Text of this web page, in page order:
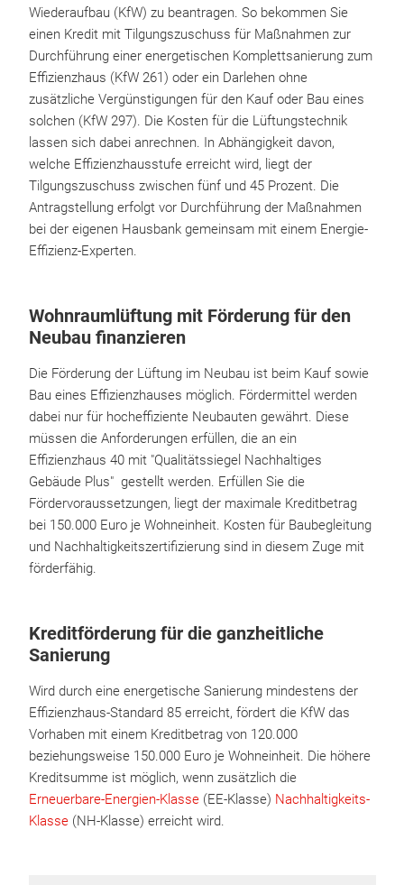
Wiederaufbau (KfW) zu beantragen. So bekommen Sie
einen Kredit mit Tilgungszuschuss für Maßnahmen zur
Durchführung einer energetischen Komplettsanierung zum
Effizienzhaus (KfW 261) oder ein Darlehen ohne
zusätzliche Vergünstigungen für den Kauf oder Bau eines
solchen (KfW 297). Die Kosten für die Lüftungstechnik
lassen sich dabei anrechnen. In Abhängigkeit davon,
welche Effizienzhausstufe erreicht wird, liegt der
Tilgungszuschuss zwischen fünf und 45 Prozent. Die
Antragstellung erfolgt vor Durchführung der Maßnahmen
bei der eigenen Hausbank gemeinsam mit einem Energie-
Effizienz-Experten.
Wohnraumlüftung mit Förderung für den
Neubau finanzieren
Die Förderung der Lüftung im Neubau ist beim Kauf sowie
Bau eines Effizienzhauses möglich. Fördermittel werden
dabei nur für hocheffiziente Neubauten gewährt. Diese
müssen die Anforderungen erfüllen, die an ein
Effizienzhaus 40 mit "Qualitäts­siegel Nachhaltiges
Gebäude Plus" gestellt werden. Erfüllen Sie die
Fördervoraussetzungen, liegt der maximale Kreditbetrag
bei 150.000 Euro je Wohneinheit. Kosten für Baubegleitung
und Nachhaltigkeitszertifizierung sind in diesem Zuge mit
förderfähig.
Kreditförderung für die ganzheitliche
Sanierung
Wird durch eine energetische Sanierung mindestens der
Effizienzhaus-Standard 85 erreicht, fördert die KfW das
Vorhaben mit einem Kreditbetrag von 120.000
beziehungsweise 150.000 Euro je Wohneinheit. Die höhere
Kreditsumme ist möglich, wenn zusätzlich die
Erneuerbare-Energien-Klasse (EE-Klasse) Nachhaltigkeits-
Klasse (NH-Klasse) erreicht wird.